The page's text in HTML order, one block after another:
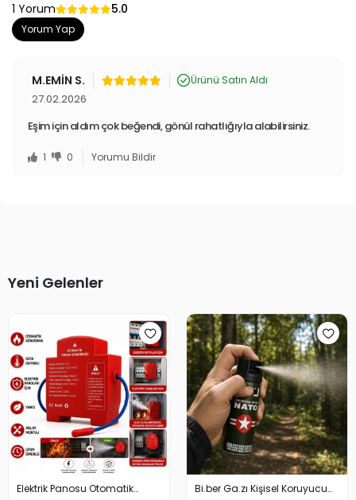
kuruyan yapısısayesinde hijyenik ve uzun ömürlü bir
kullanım sağlar. Günlük bakım rutininizin vazgeçilmez bir
1 Yorum 5.0
Yorum Yap
M.EMİN S. Ürünü Satın Aldı
27.02.2026
Eşim için aldım çok beğendi, gönül rahatlığıyla alabilirsiniz.
1 0 Yorumu Bildir
Yeni Gelenler
Elektrik Panosu Otomatik
Bi.ber Ga.zı Kişisel Koruyucu